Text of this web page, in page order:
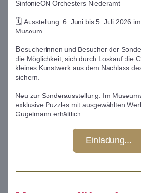
SinfonieON Orchesters Niederamt
🗓 Ausstellung: 6. Juni bis 5. Juli 2026
Museum
Besucherinnen und Besucher der
die Möglichkeit, sich durch Loskauf die
kleines Kunstwerk aus dem Nachlass
sichern.
Neu zur Sonderausstellung: Im
exklusive Puzzles mit ausgewählten
Gugelmann erhältlich.
Einladung...